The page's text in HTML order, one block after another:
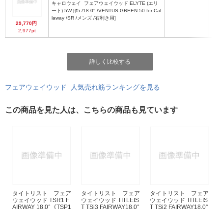
29,770円
2,977pt
キャロウェイ
ート) 5W [♯5 /18.0° /VENTUS GREEN 50 for Cal
laway /SR /メンズ /右利き用]
-
詳しく比較する
フェアウェイウッド 人気売れ筋ランキングを見る
この商品を見た人は、こちらの商品も見ています
タイトリスト フェア
ウェイウッド TSR1 F
AIRWAY 18.0°《TSP1
タイトリスト フェア
ウェイウッド TITLEIS
T TSi3 FAIRWAY18.0°
タイトリスト フェア
ウェイウッド TITLEIS
T TSi2 FAIRWAY18.0°